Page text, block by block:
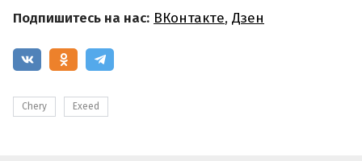
Подпишитесь на нас: ВКонтакте, Дзен
Chery Exeed